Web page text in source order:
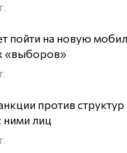
пойти на новую
«выборов»
против
ними лиц